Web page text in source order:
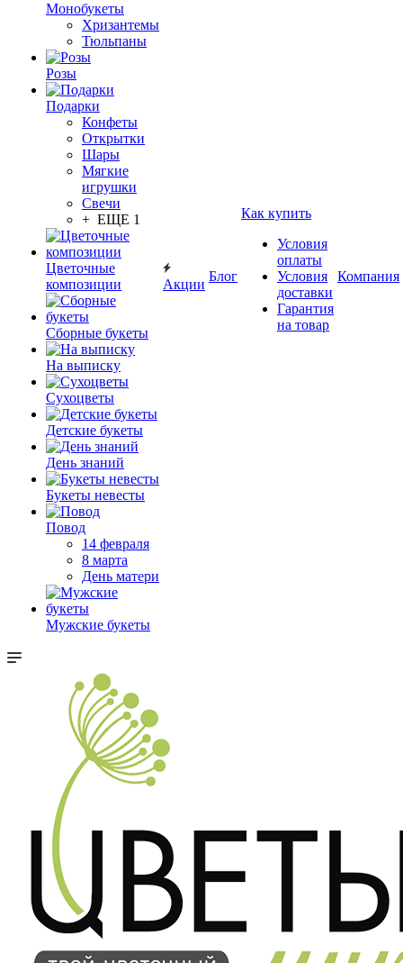
Монобукеты
Хризантемы
Тюльпаны
Розы
Подарки
Конфеты
Открытки
Шары
Мягкие
игрушки
Свечи
+ ЕЩЕ 1
Цветочные
композиции
Сборные букеты
На выписку
Сухоцветы
Детские букеты
День знаний
Букеты невесты
Повод
14 февраля
8 марта
День матери
Мужские букеты
Акции
Блог
Как купить
Условия
оплаты
Условия
доставки
Гарантия
на товар
Компания